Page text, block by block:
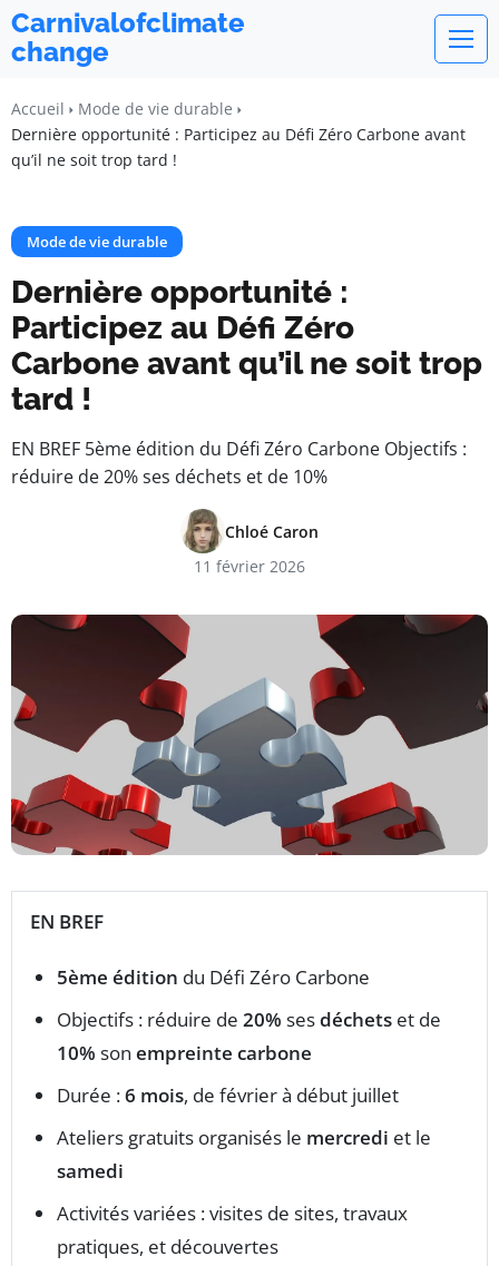
Carnivalofclimate
change
Accueil
Mode de vie durable
Dernière opportunité : Participez au Défi Zéro Carbone avant
qu’il ne soit trop tard !
Mode de vie durable
Dernière opportunité :
Participez au Défi Zéro
Carbone avant qu’il ne soit trop
tard !
EN BREF 5ème édition du Défi Zéro Carbone Objectifs :
réduire de 20% ses déchets et de 10%
Chloé Caron
11 février 2026
EN BREF
5ème édition du Défi Zéro Carbone
Objectifs : réduire de 20% sesdéchets et de
10% son empreinte carbone
Durée :6 mois, de février à début juillet
Ateliers gratuits organisés le mercredi et le
samedi
Activités variées : visites de sites, travaux
pratiques, et découvertes